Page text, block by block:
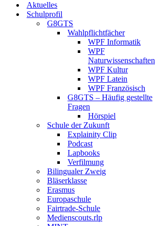
Aktuelles
Schulprofil
G8GTS
Wahlpflichtfächer
WPF Informatik
WPF
Naturwissenschaften
WPF Kultur
WPF Latein
WPF Französisch
G8GTS – Häufig gestellte
Fragen
Hörspiel
Schule der Zukunft
Explainity Clip
Podcast
Lapbooks
Verfilmung
Bilingualer Zweig
Bläserklasse
Erasmus
Europaschule
Fairtrade-Schule
Medienscouts.rlp